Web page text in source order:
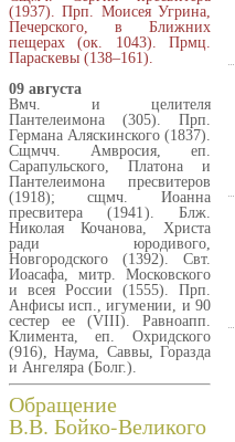
(1937). Прп. Моисея Угрина,
Печерского, в Ближних
пещерах (ок. 1043). Прмц.
Параскевы (138–161).
09 августа
Вмч. и целителя
Пантелеимона (305). Прп.
Германа Аляскинского (1837).
Сщмчч. Амвросия, еп.
Сарапульского, Платона и
Пантелеимона пресвитеров
(1918); сщмч. Иоанна
пресвитера (1941). Блж.
Николая Кочанова, Христа
ради юродивого,
Новгородского (1392). Свт.
Иоасафа, митр. Московского
и всея России (1555). Прп.
Анфисы исп., игумении, и 90
сестер ее (VIII). Равноапп.
Климента, еп. Охридского
(916), Наума, Саввы, Горазда
и Ангеляра (Болг.).
Обращение
В.В. Бойко-Великого